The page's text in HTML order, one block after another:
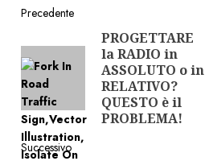
Navigazione
articolo
Precedente
precedente:
PROGETTARE
la RADIO in
ASSOLUTO o in
RELATIVO?
QUESTO è il
PROBLEMA!
Successivo